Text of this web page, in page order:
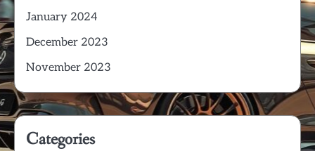
January 2024
December 2023
November 2023
Categories